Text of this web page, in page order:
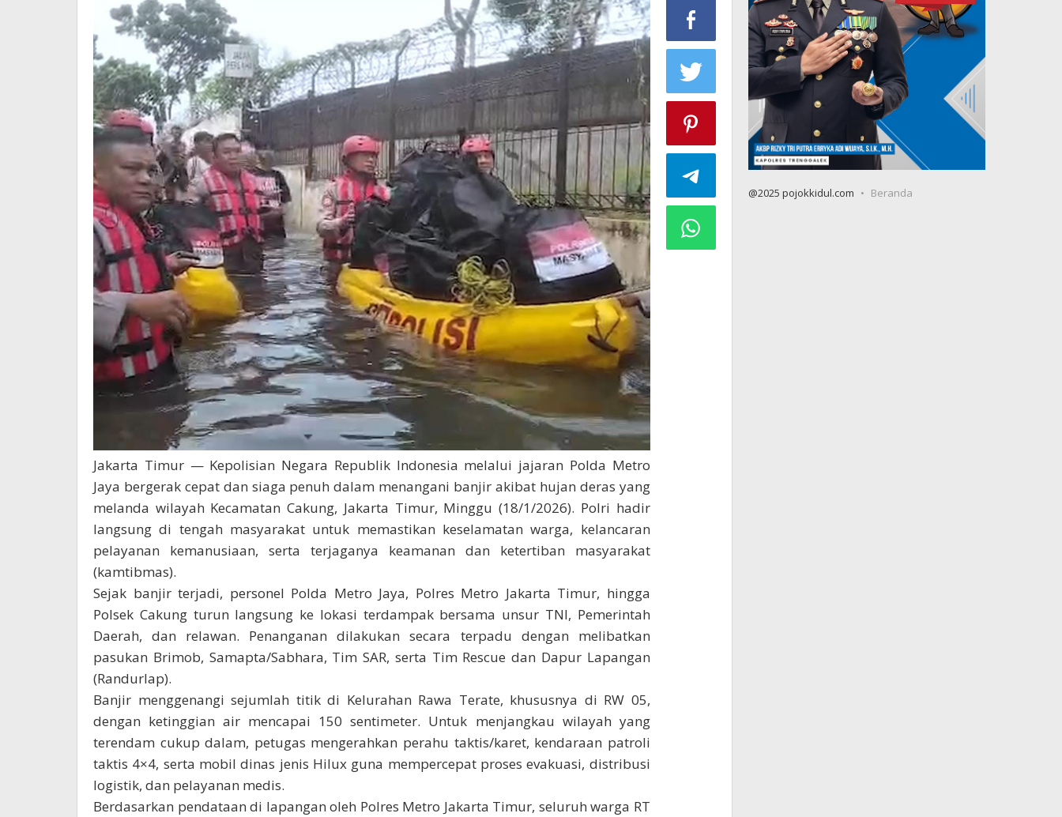
Brimob
Jakarta Timur — Kepolisian Negara Republik Indonesia melalui jajaran Polda Metro
Jaya bergerak cepat dan siaga penuh dalam menangani banjir akibat hujan deras yang
melanda wilayah Kecamatan Cakung, Jakarta Timur, Minggu (18/1/2026). Polri hadir
langsung di tengah masyarakat untuk memastikan keselamatan warga, kelancaran
pelayanan kemanusiaan, serta terjaganya keamanan dan ketertiban masyarakat
(kamtibmas).
Sejak banjir terjadi, personel Polda Metro Jaya, Polres Metro Jakarta Timur, hingga
Polsek Cakung turun langsung ke lokasi terdampak bersama unsur TNI, Pemerintah
Daerah, dan relawan. Penanganan dilakukan secara terpadu dengan melibatkan
pasukan Brimob, Samapta/Sabhara, Tim SAR, serta Tim Rescue dan Dapur Lapangan
(Randurlap).
Banjir menggenangi sejumlah titik di Kelurahan Rawa Terate, khususnya di RW 05,
dengan ketinggian air mencapai 150 sentimeter. Untuk menjangkau wilayah yang
terendam cukup dalam, petugas mengerahkan perahu taktis/karet, kendaraan patroli
taktis 4×4, serta mobil dinas jenis Hilux guna mempercepat proses evakuasi, distribusi
logistik, dan pelayanan medis.
Berdasarkan pendataan di lapangan oleh Polres Metro Jakarta Timur, seluruh warga RT
@2025 pojokkidul.com Beranda